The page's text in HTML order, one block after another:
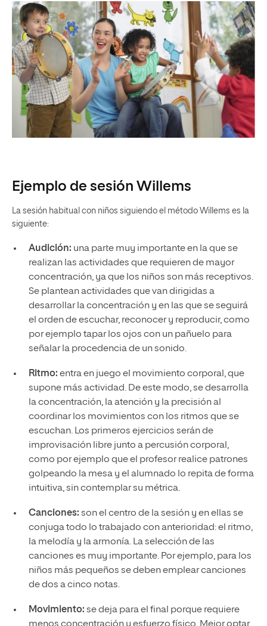
Ejemplo de sesión Willems
La sesión habitual con niños siguiendo el método Willems es la
siguiente:
Audición: una parte muy importante en la que se
realizan las actividades que requieren de mayor
concentración, ya que los niños son más receptivos.
Se plantean actividades que van dirigidas a
desarrollar la concentración y en las que se seguirá
el orden de escuchar, reconocer y reproducir, como
por ejemplo tapar los ojos con un pañuelo para
señalar la procedencia de un sonido.
Ritmo: entra en juego el movimiento corporal, que
supone más actividad. De este modo, se desarrolla
la concentración, la atención y la precisión al
coordinar los movimientos con los ritmos que se
escuchan. Los primeros ejercicios serán de
improvisación libre junto a percusión corporal,
como por ejemplo que el profesor realice patrones
golpeando la mesa y el alumnado lo repita de forma
intuitiva, sin contemplar su métrica.
Canciones: son el centro de la sesión y en ellas se
conjuga todo lo trabajado con anterioridad: el ritmo,
la melodía y la armonía. La selección de las
canciones es muy importante. Por ejemplo, para los
niños más pequeños se deben emplear canciones
de dos a cinco notas.
Movimiento: se deja para el final porque requiere